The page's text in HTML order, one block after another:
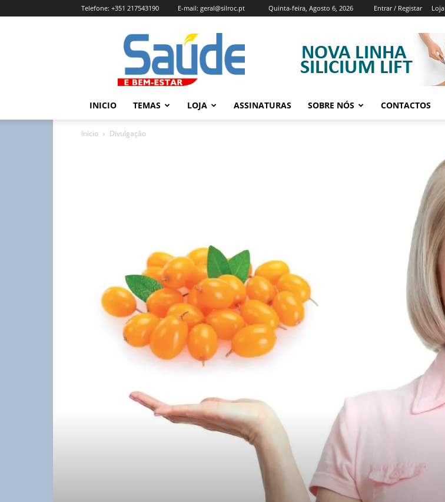
Quinta-feira, Agosto 6, 2026 Entrar / Registar Loja
Telefone: +351 217543190 E-mail: geral@silroc.pt
Revista
Saúde
e
Bem
Estar
Edição
INICIO TEMAS LOJA ASSINATURAS SOBRE NÓS CONTACTOS
Início Divulgação